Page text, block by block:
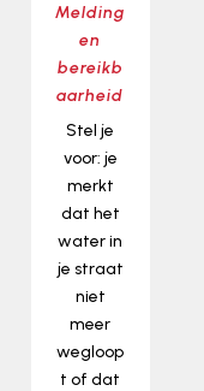
Melding
en
bereikb
aarheid
Stel je
voor: je
merkt
dat het
water in
je straat
niet
meer
wegloop
t of dat